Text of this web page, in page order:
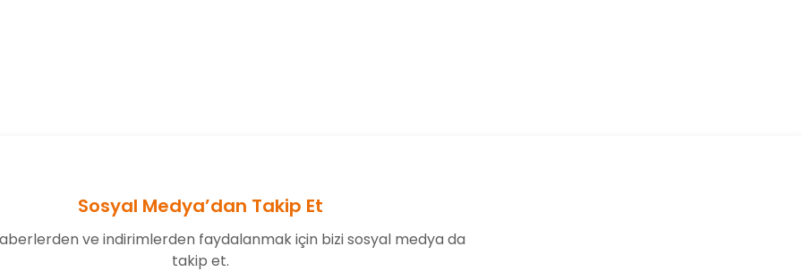
Sosyal Medya’dan Takip Et
ve indirimlerden faydalanmak için bizi sosyal medya da
takip et.